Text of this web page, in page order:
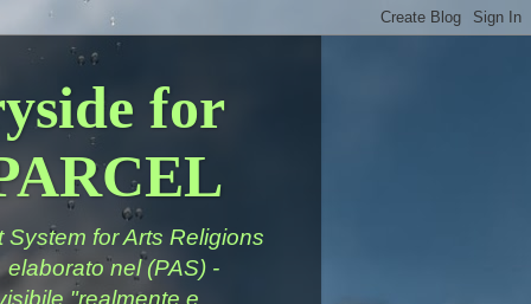
for
for Arts Religions
nel (PAS) -
"realmente e